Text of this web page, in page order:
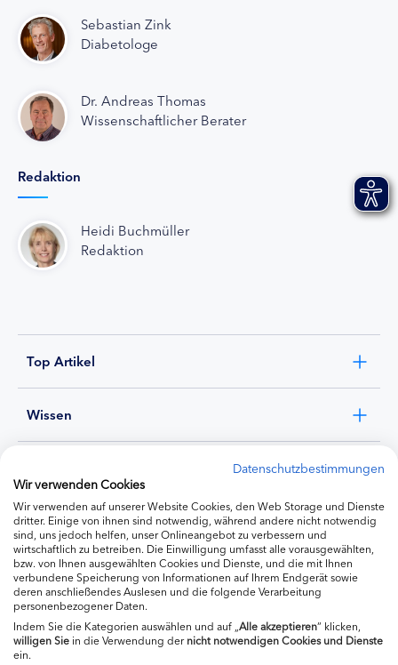
Sebastian Zink
Diabetologe
Dr. Andreas Thomas
Wissenschaftlicher Berater
Redaktion
Heidi Buchmüller
Redaktion
Top Artikel
Wissen
Ernährung
Produkte
Datenschutzbestimmungen
Wir verwenden Cookies
Wir verwenden auf unserer Website Cookies, den Web Storage und Dienste
dritter. Einige von ihnen sind notwendig, während andere nicht notwendig
sind, uns jedoch helfen, unser Onlineangebot zu verbessern und
wirtschaftlich zu betreiben. Die Einwilligung umfasst alle vorausgewählten,
bzw. von Ihnen ausgewählten Cookies und Dienste, und die mit Ihnen
verbundene Speicherung von Informationen auf Ihrem Endgerät sowie
deren anschließendes Auslesen und die folgende Verarbeitung
personenbezogener Daten.
Indem Sie die Kategorien auswählen und auf „ Alle akzeptieren“ klicken,
willigenSie in die Verwendung dernicht notwendigen Cookies und Dienste
ein.